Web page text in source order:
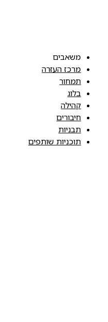
משאבים
מרכז העזרה
תמחור
בלוג
קהילה
חיבורים
תבניות
תוכניות שותפים